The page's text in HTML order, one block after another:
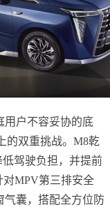
用户不容妥协的底
的双重挑战。M8乾
驾驶负担，并提前
对MPV第三排安全
气囊，搭配全方位防